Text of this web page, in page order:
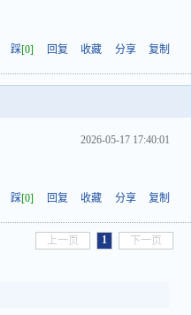
踩[0] 回复 收藏 分享 复制
2026-05-17 17:40:01
踩[0] 回复 收藏 分享 复制
上一页 1 下一页